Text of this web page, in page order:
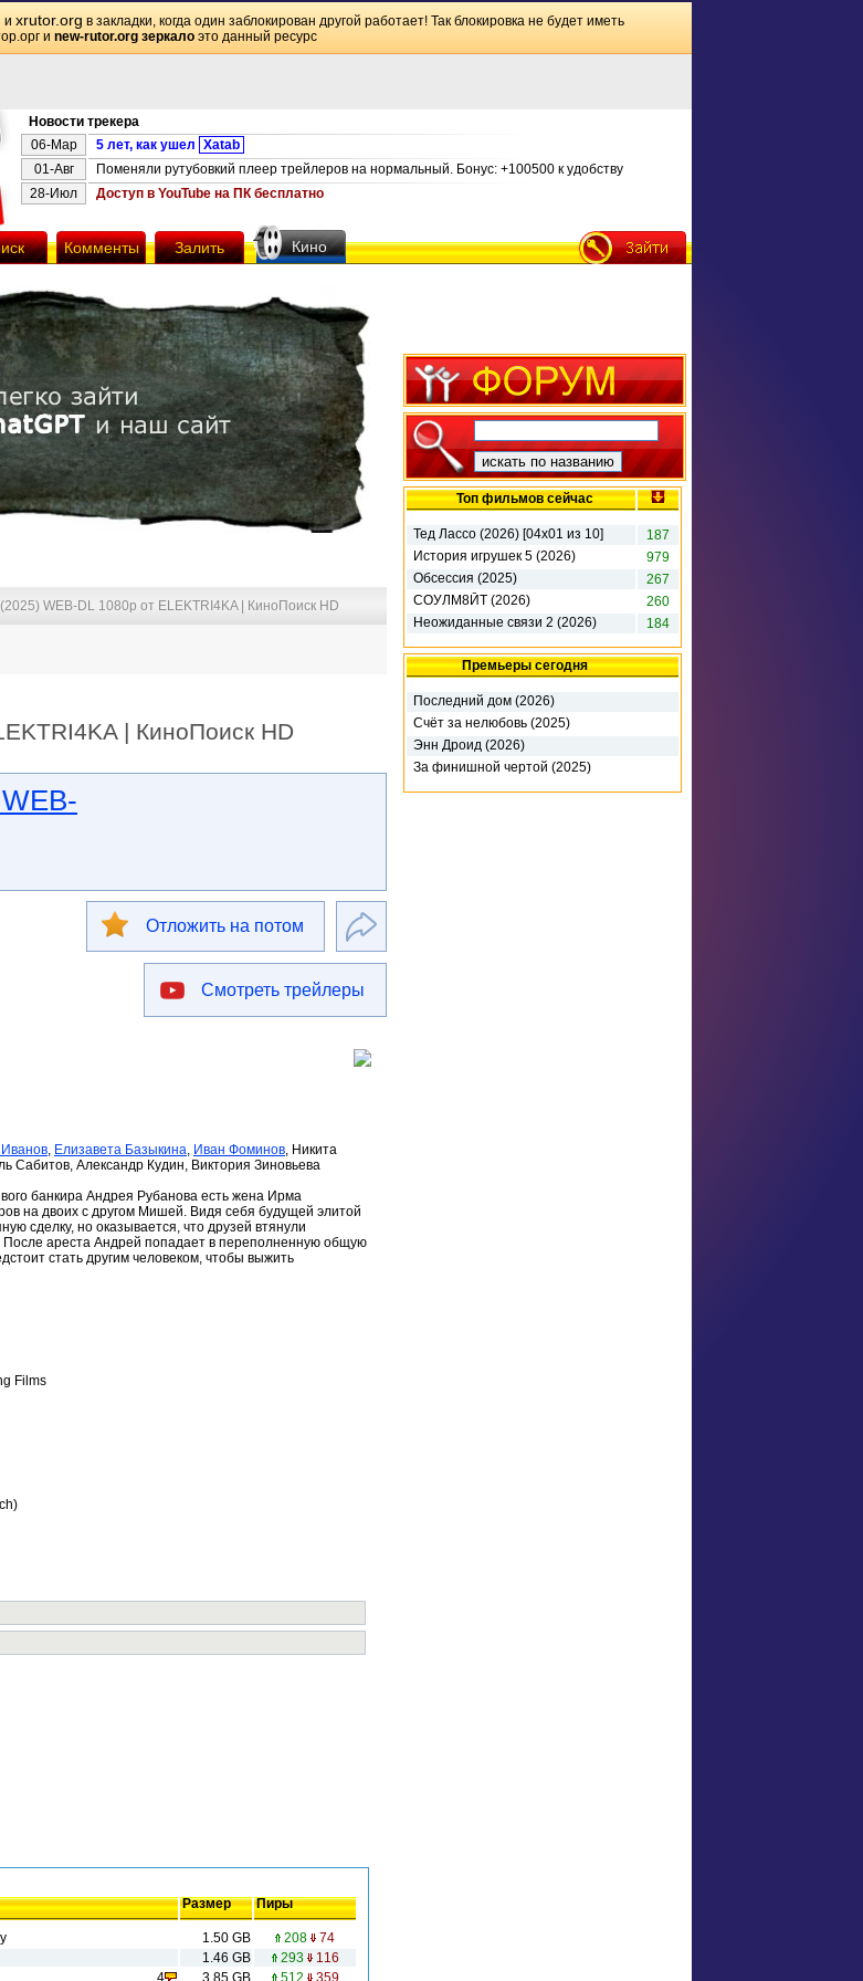
и xrutor.org в закладки, когда один заблокирован другой работает! Так блокировка не будет иметь
и new-rutor.org зеркало это данный ресурс
Новости трекера
06-Мар
5 лет, как ушел Xatab
01-Авг
Поменяли рутубовкий плеер трейлеров на нормальный. Бонус: +100500 к удобству
28-Июл
Доступ в YouTube на ПК бесплатно
Комменты Залить Кино
WEB-DL 1080p от ELEKTRI4KA | КиноПоиск HD
| КиноПоиск HD
Отложить на потом
Смотреть трейлеры
, Елизавета Базыкина, Иван Фоминов, Никита
Сабитов, Александр Кудин, Виктория Зиновьева
банкира Андрея Рубанова есть жена Ирма
на двоих с другом Мишей. Видя себя будущей элитой
сделку, но оказывается, что друзей втянули
ареста Андрей попадает в переполненную общую
стать другим человеком, чтобы выжить
Films
Размер Пиры
1.50 GB 208
74
1.46 GB 293
116
Топ фильмов сейчас
Тед Лассо (2026) [04х01 из 10]
187
История игрушек 5 (2026)
979
Обсессия (2025)
267
СОУЛМ8ЙТ (2026)
260
Неожиданные связи 2 (2026)
184
Премьеры сегодня
Последний дом (2026)
Счёт за нелюбовь (2025)
Энн Дроид (2026)
За финишной чертой (2025)